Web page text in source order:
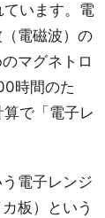
います。電
電磁波）の
マグネトロ
時間のた
で「電子レ
電子レンジ
板）という